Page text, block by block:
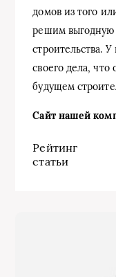
домов из того
решим выгодную
строительства.
своего дела, что
будущем
Сайт нашей
Рейтинг
статьи